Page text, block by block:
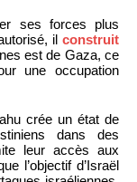
ses forces plus
il construit
est de Gaza, ce
une occupation
crée un état de
dans des
leur accès aux
l’objectif d’Israël